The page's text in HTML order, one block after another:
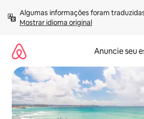
para
Mostrar idioma original
Anuncie seu